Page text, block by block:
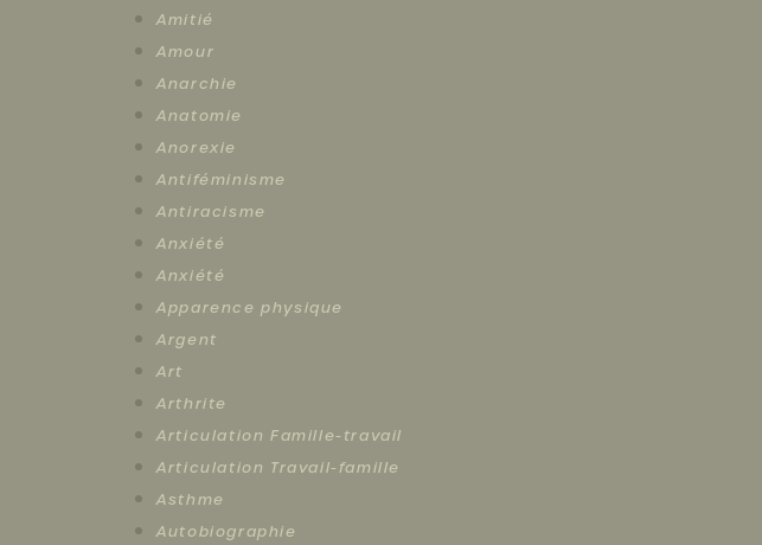
Amitié
Amour
Anarchie
Anatomie
Anorexie
Antiféminisme
Antiracisme
Anxiété
Anxiété
Apparence physique
Argent
Art
Arthrite
Articulation Famille-travail
Articulation Travail-famille
Asthme
Autobiographie